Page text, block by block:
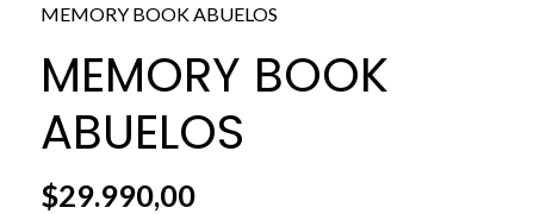
MEMORY BOOK ABUELOS
MEMORY BOOK
ABUELOS
$29.990,00